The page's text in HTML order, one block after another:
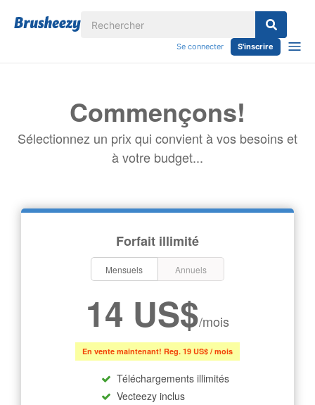
Se connecter S'inscrire
Commençons!
Sélectionnez un prix qui convient à vos besoins et
à votre budget...
Forfait illimité
Mensuels Annuels
14 US$/mois
En vente maintenant! Reg. 19 US$ / mois
Téléchargements illimités
Vecteezy inclus